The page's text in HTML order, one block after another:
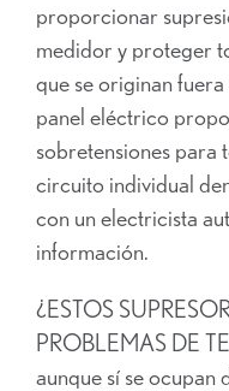
proporcionar
medidor y proteger
que se originan
panel eléctrico
sobretensiones para
circuito individual
con un electricista
información.
¿ESTOS
PROBLEMAS DE
aunque sí se ocupan